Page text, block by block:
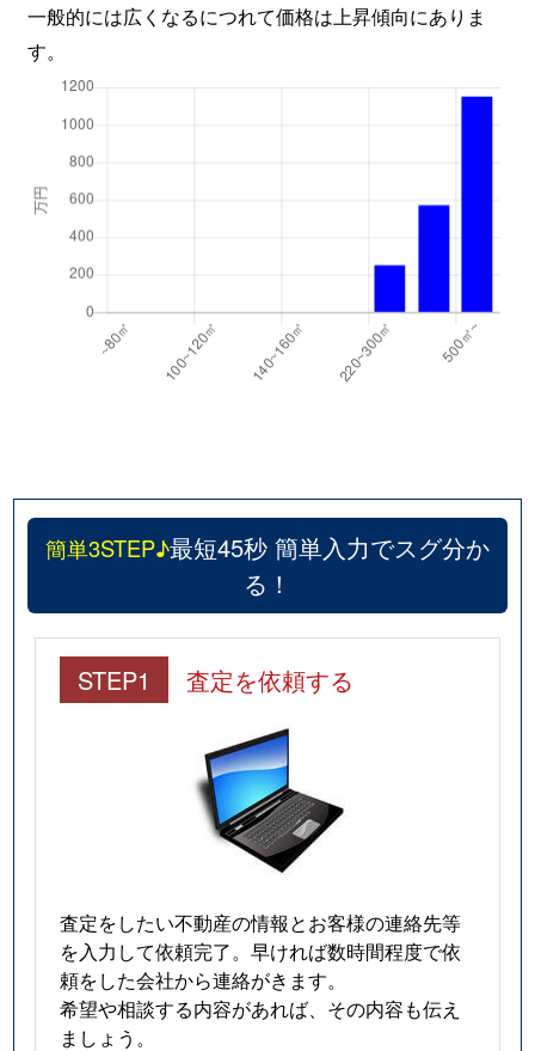
一般的には広くなるにつれて価格は上昇傾向にありま
す。
簡単3STEP♪最短45秒 簡単入力でスグ分か
る！
STEP1 査定を依頼する
査定をしたい不動産の情報とお客様の連絡先等
を入力して依頼完了。早ければ数時間程度で依
頼をした会社から連絡がきます。
希望や相談する内容があれば、その内容も伝え
ましょう。